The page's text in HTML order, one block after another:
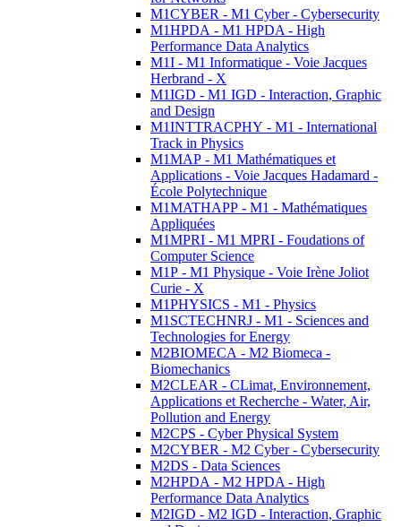
M1CYBER - M1 Cyber - Cybersecurity
M1HPDA - M1 HPDA - High
Performance Data Analytics
M1I - M1 Informatique - Voie Jacques
Herbrand - X
M1IGD - M1 IGD - Interaction, Graphic
and Design
M1INTTRACPHY - M1 - International
Track in Physics
M1MAP - M1 Mathématiques et
Applications - Voie Jacques Hadamard -
École Polytechnique
M1MATHAPP - M1 - Mathématiques
Appliquées
M1MPRI - M1 MPRI - Foudations of
Computer Science
M1P - M1 Physique - Voie Irène Joliot
Curie - X
M1PHYSICS - M1 - Physics
M1SCTECHNRJ - M1 - Sciences and
Technologies for Energy
M2BIOMECA - M2 Biomeca -
Biomechanics
M2CLEAR - CLimat, Environnement,
Applications et Recherche - Water, Air,
Pollution and Energy
M2CPS - Cyber Physical System
M2CYBER - M2 Cyber - Cybersecurity
M2DS - Data Sciences
M2HPDA - M2 HPDA - High
Performance Data Analytics
M2IGD - M2 IGD - Interaction, Graphic